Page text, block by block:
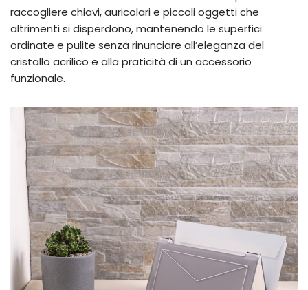
raccogliere chiavi, auricolari e piccoli oggetti che
altrimenti si disperdono, mantenendo le superfici
ordinate e pulite senza rinunciare all’eleganza del
cristallo acrilico e alla praticità di un accessorio
funzionale.